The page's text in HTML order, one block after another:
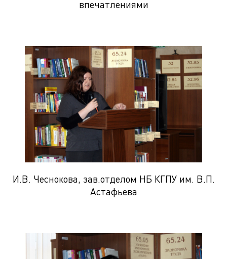
впечатлениями
И.В. Чеснокова, зав.отделом НБ КГПУ им. В.П.
Астафьева